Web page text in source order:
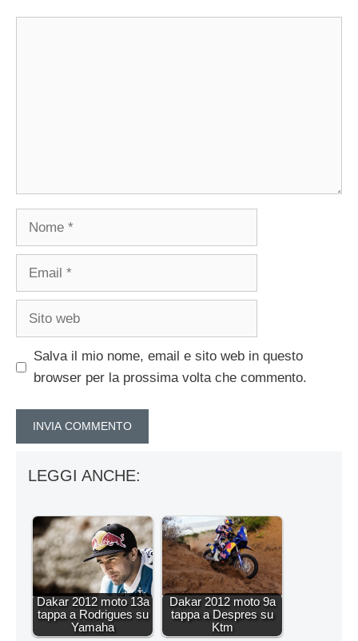
Nome
Email
Sito
Salva il mio nome, email e sito web in questo
browser per la prossima volta che commento.
LEGGI ANCHE:
Dakar 2012 moto 13a
tappa a Rodrigues su
Yamaha
Dakar 2012 moto 9a
tappa a Despres su
Ktm